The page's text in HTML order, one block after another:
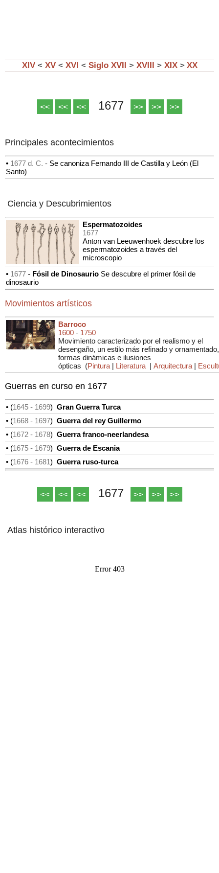
XIV< XV< XVI < Siglo XVII > XVIII > XIX > XX
<< << << 1677 >> >> >>
Principales acontecimientos
• 1677 d. C. - Se canoniza Fernando III de Castilla y León (El
Santo)
Ciencia y Descubrimientos
Espermatozoides
1677
Anton van Leeuwenhoek descubre los
espermatozoides a través del
microscopio
• 1677 - Fósil de Dinosaurio Se descubre el primer fósil de
dinosaurio
Movimientos artísticos
Barroco
1600 - 1750
Movimiento caracterizado por el realismo y el
desengaño, un estilo más refinado y
formas dinámicas e ilusiones
ópticas (Pintura | Literatura | Arquitectura |
Guerras en curso en 1677
• (1645 - 1699) Gran Guerra Turca
• (1668 - 1697) Guerra del rey Guillermo
• (1672 - 1678) Guerra franco-neerlandesa
• (1675 - 1679) Guerra de Escania
• (1676 - 1681) Guerra ruso-turca
<< << << 1677 >> >> >>
Atlas histórico interactivo